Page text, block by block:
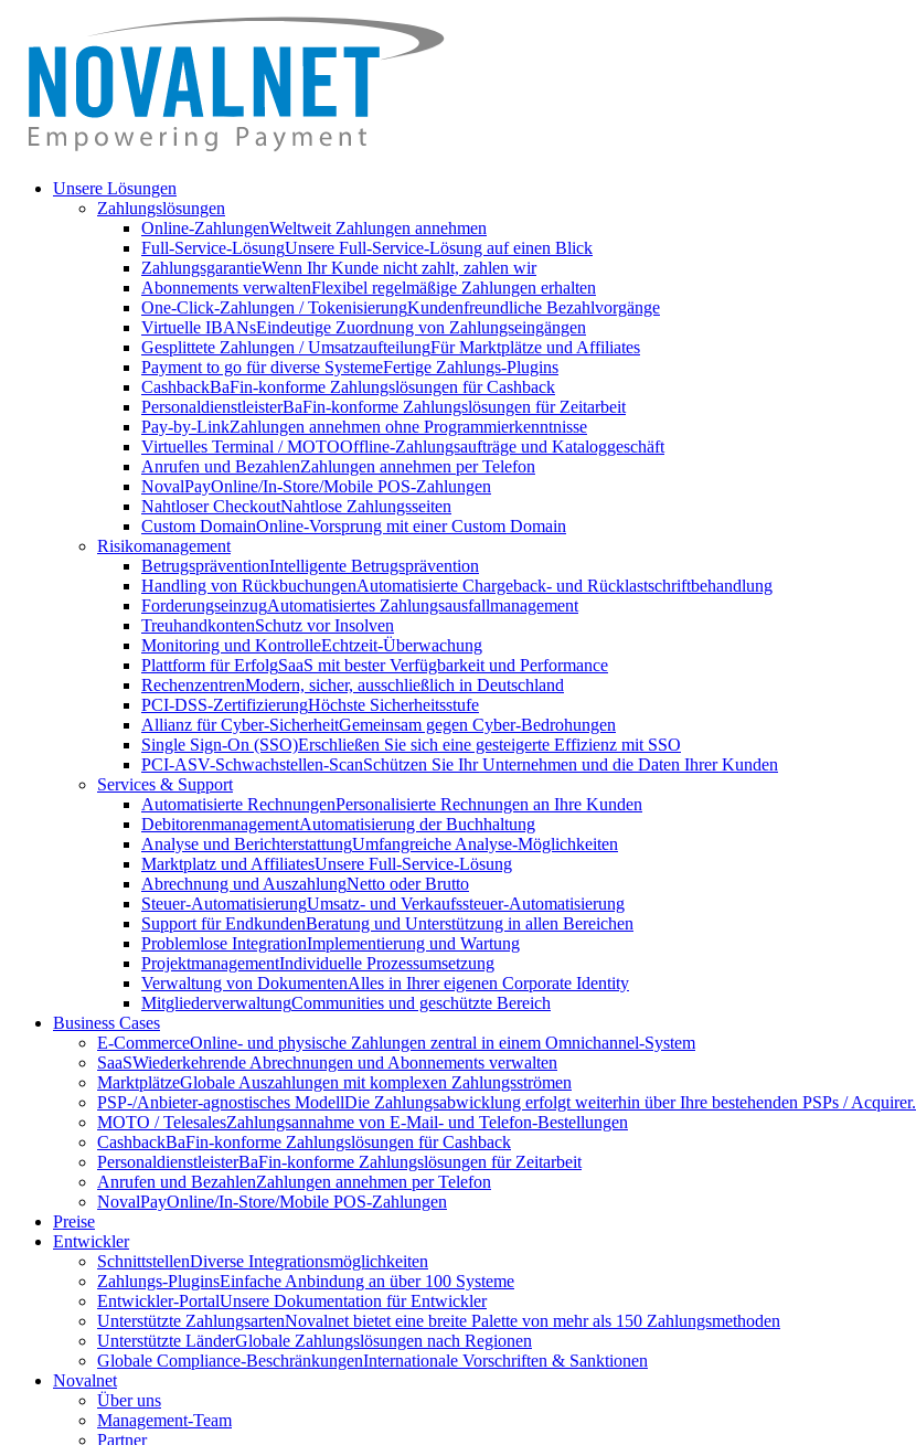
Unsere Lösungen
Zahlungslösungen
Online-ZahlungenWeltweit Zahlungen annehmen
Full-Service-LösungUnsere Full-Service-Lösung auf einen Blick
ZahlungsgarantieWenn Ihr Kunde nicht zahlt, zahlen wir
Abonnements verwaltenFlexibel regelmäßige Zahlungen erhalten
One-Click-Zahlungen / TokenisierungKundenfreundliche Bezahlvorgänge
Virtuelle IBANsEindeutige Zuordnung von Zahlungseingängen
Gesplittete Zahlungen / UmsatzaufteilungFür Marktplätze und Affiliates
Payment to go für diverse SystemeFertige Zahlungs-Plugins
CashbackBaFin-konforme Zahlungslösungen für Cashback
PersonaldienstleisterBaFin-konforme Zahlungslösungen für Zeitarbeit
Pay-by-LinkZahlungen annehmen ohne Programmierkenntnisse
Virtuelles Terminal / MOTOOffline-Zahlungsaufträge und Kataloggeschäft
Anrufen und BezahlenZahlungen annehmen per Telefon
NovalPayOnline/In-Store/Mobile POS-Zahlungen
Nahtloser CheckoutNahtlose Zahlungsseiten
Custom DomainOnline-Vorsprung mit einer Custom Domain
Risikomanagement
BetrugspräventionIntelligente Betrugsprävention
Handling von RückbuchungenAutomatisierte Chargeback- und Rücklastschriftbehandlung
ForderungseinzugAutomatisiertes Zahlungsausfallmanagement
TreuhandkontenSchutz vor Insolven
Monitoring und KontrolleEchtzeit-Überwachung
Plattform für ErfolgSaaS mit bester Verfügbarkeit und Performance
RechenzentrenModern, sicher, ausschließlich in Deutschland
PCI-DSS-ZertifizierungHöchste Sicherheitsstufe
Allianz für Cyber-SicherheitGemeinsam gegen Cyber-Bedrohungen
Single Sign-On (SSO)Erschließen Sie sich eine gesteigerte Effizienz mit SSO
PCI-ASV-Schwachstellen-ScanSchützen Sie Ihr Unternehmen und die Daten Ihrer Kunden
Services & Support
Automatisierte RechnungenPersonalisierte Rechnungen an Ihre Kunden
DebitorenmanagementAutomatisierung der Buchhaltung
Analyse und BerichterstattungUmfangreiche Analyse-Möglichkeiten
Marktplatz und AffiliatesUnsere Full-Service-Lösung
Abrechnung und AuszahlungNetto oder Brutto
Steuer-AutomatisierungUmsatz- und Verkaufssteuer-Automatisierung
Support für EndkundenBeratung und Unterstützung in allen Bereichen
Problemlose IntegrationImplementierung und Wartung
ProjektmanagementIndividuelle Prozessumsetzung
Verwaltung von DokumentenAlles in Ihrer eigenen Corporate Identity
MitgliederverwaltungCommunities und geschützte Bereich
Business Cases
E-CommerceOnline- und physische Zahlungen zentral in einem Omnichannel-System
SaaSWiederkehrende Abrechnungen und Abonnements verwalten
MarktplätzeGlobale Auszahlungen mit komplexen Zahlungsströmen
PSP-/Anbieter‑agnostisches ModellDie Zahlungsabwicklung erfolgt weiterhin über Ihre bestehenden PSPs / Acquirer.
MOTO / TelesalesZahlungsannahme von E-Mail- und Telefon-Bestellungen
CashbackBaFin-konforme Zahlungslösungen für Cashback
PersonaldienstleisterBaFin-konforme Zahlungslösungen für Zeitarbeit
Anrufen und BezahlenZahlungen annehmen per Telefon
NovalPayOnline/In-Store/Mobile POS-Zahlungen
Preise
Entwickler
SchnittstellenDiverse Integrationsmöglichkeiten
Zahlungs-PluginsEinfache Anbindung an über 100 Systeme
Entwickler-PortalUnsere Dokumentation für Entwickler
Unterstützte ZahlungsartenNovalnet bietet eine breite Palette von mehr als 150 Zahlungsmethoden
Unterstützte LänderGlobale Zahlungslösungen nach Regionen
Globale Compliance-BeschränkungenInternationale Vorschriften & Sanktionen
Novalnet
Über uns
Management-Team
Partner